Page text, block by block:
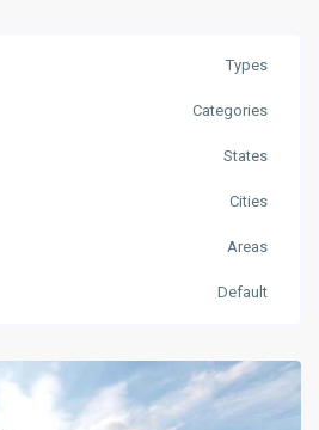
Types
Categories
States
Cities
Areas
Default